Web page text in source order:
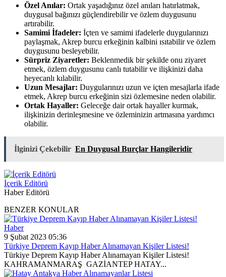
Özel Anılar: Ortak yaşadığınız özel anıları hatırlatmak,
duygusal bağınızı güçlendirebilir ve özlem duygusunu
artırabilir.
Samimi İfadeler: İçten ve samimi ifadelerle duygularınızı
paylaşmak, Akrep burcu erkeğinin kalbini ısıtabilir ve özlem
duygusunu besleyebilir.
Sürpriz Ziyaretler: Beklenmedik bir şekilde onu ziyaret
etmek, özlem duygusunu canlı tutabilir ve ilişkinizi daha
heyecanlı kılabilir.
Uzun Mesajlar: Duygularınızı uzun ve içten mesajlarla ifade
etmek, Akrep burcu erkeğinin sizi özlemesine neden olabilir.
Ortak Hayaller: Geleceğe dair ortak hayaller kurmak,
ilişkinizin derinleşmesine ve özleminizin artmasına yardımcı
olabilir.
İlginizi Çekebilir En Duygusal Burçlar Hangileridir
İçerik Editörü
Haber Editörü
BENZER KONULAR
Haber
9 Şubat 2023 05:36
Türkiye Deprem Kayıp Haber Alınamayan Kişiler Listesi!
Türkiye Deprem Kayıp Haber Alınamayan Kişiler Listesi!
KAHRAMANMARAŞ GAZİANTEP HATAY...